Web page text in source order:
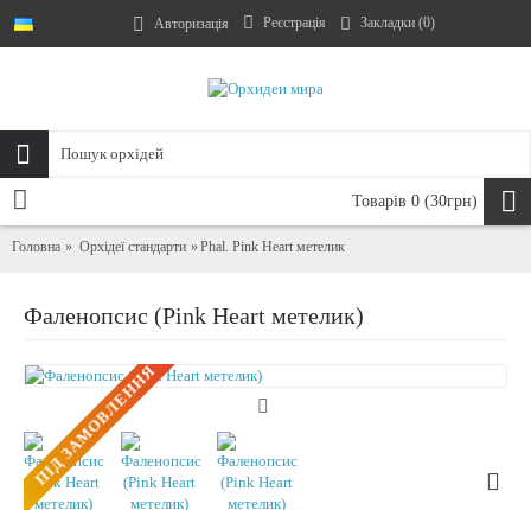
Авторизація Реєстрація Закладки (0)
Товарів 0 (30грн)
Головна Орхідеї стандарти Phal. Pink Heart метелик
Фаленопсис (Pink Heart метелик)
ПIД ЗАМОВЛЕННЯ